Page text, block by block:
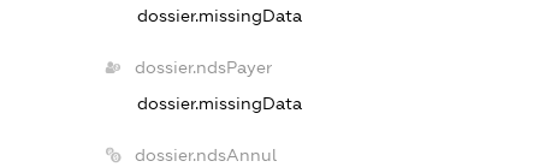
dossier.missingData
dossier.ndsPayer
dossier.missingData
dossier.ndsAnnul